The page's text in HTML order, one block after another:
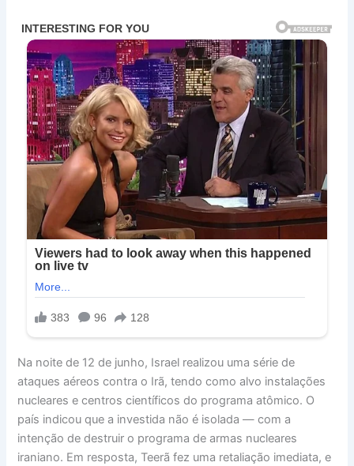
Na noite de 12 de junho, Israel realizou uma série de
ataques aéreos contra o Irã, tendo como alvo instalações
nucleares e centros científicos do programa atômico. O
país indicou que a investida não é isolada — com a
intenção de destruir o programa de armas nucleares
iraniano. Em resposta, Teerã fez uma retaliação imediata, e